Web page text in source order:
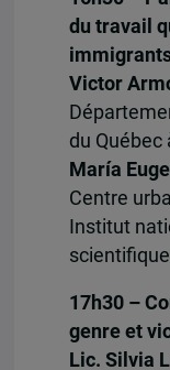
du travail
Victor
du Québec
María
Centre
Institut
17h30 –
genre et
Lic. Silvia